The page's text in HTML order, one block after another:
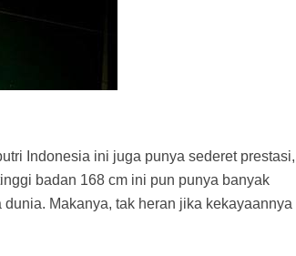
Indonesia ini juga punya sederet prestasi,
badan 168 cm ini pun punya banyak
Makanya, tak heran jika kekayaannya